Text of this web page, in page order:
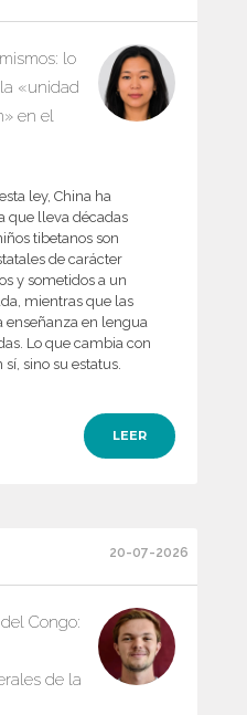
lo
«unidad
en el
ley, China ha
que lleva décadas
tibetanos son
de carácter
y sometidos a un
mientras que las
enseñanza en lengua
Lo que cambia con
sino su estatus.
LEER
20-07-2026
Congo:
de la